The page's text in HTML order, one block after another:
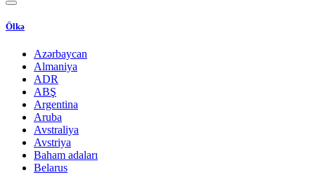
Ölkə
Azərbaycan
Almaniya
ADR
ABŞ
Argentina
Aruba
Avstraliya
Avstriya
Baham adaları
Belarus